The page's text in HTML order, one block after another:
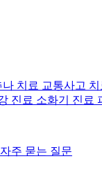
나 치료 교통사고 치
진료 소화기 진료
자주 묻는 질문